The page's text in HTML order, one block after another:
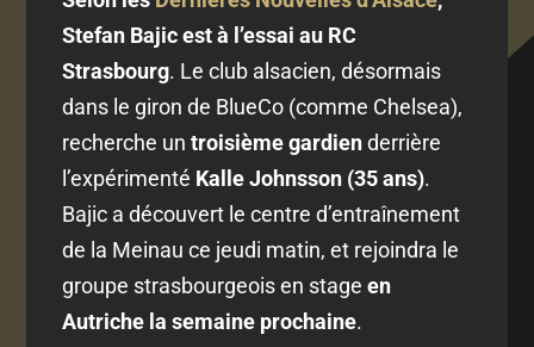
Stefan Bajic est à l’essai au RC
Strasbourg. Le club alsacien, désormais
dans le giron de BlueCo (comme Chelsea),
recherche untroisième gardienderrière
l’expérimenté Kalle Johnsson (35 ans).
Bajic a découvert le centre d’entraînement
de la Meinau ce jeudi matin, et rejoindra le
groupe strasbourgeois en stageen
Autriche la semaine prochaine.